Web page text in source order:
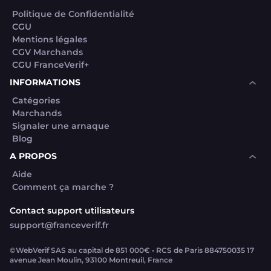
Politique de Confidentialité
CGU
Mentions légales
CGV Marchands
CGU FranceVerif+
INFORMATIONS
Catégories
Marchands
Signaler une arnaque
Blog
A PROPOS
Aide
Comment ça marche ?
Contact support utilisateurs
support@franceverif.fr
©WebVerif SAS au capital de 851 000€ • RCS de Paris 884750035 17
avenue Jean Moulin, 93100 Montreuil, France